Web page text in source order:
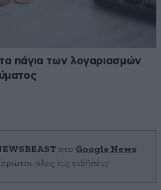
πάγια των λογαριασμών
στο Google News
όλες τις ειδήσεις